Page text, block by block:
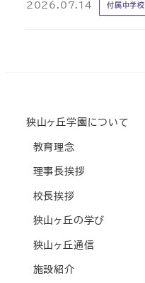
2026.07.14 付属中学校
狭山ヶ丘学園について
教育理念
理事長挨拶
校長挨拶
狭山ヶ丘の学び
狭山ヶ丘通信
施設紹介